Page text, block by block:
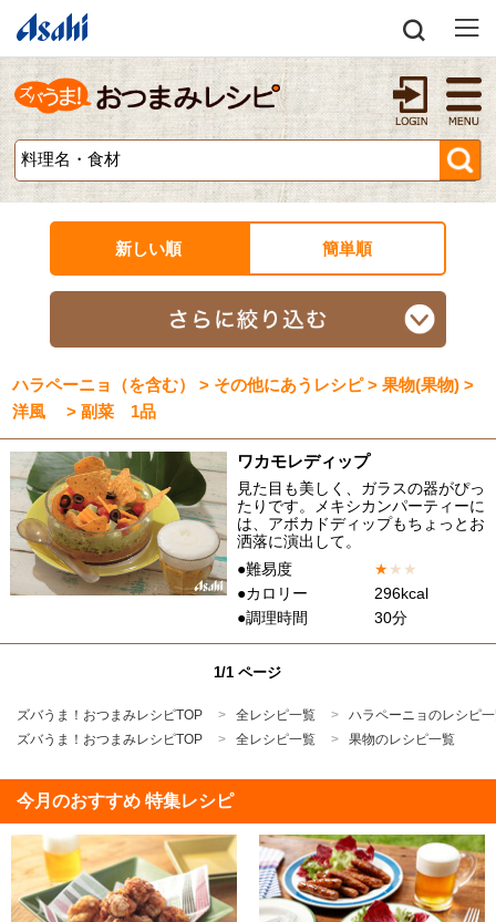
新しい順 簡単順
ハラペーニョ（を含む） > その他にあうレシピ > 果物(果物) >
洋風 > 副菜 1品
ワカモレディップ
見た目も美しく、ガラスの器がぴっ
たりです。メキシカンパーティーに
は、アボカドディップもちょっとお
洒落に演出して。
●難易度
★★ ★
●カロリー
296kcal
●調理時間
30分
1/1 ページ
ズバうま！おつまみレシピTOP 全レシピ一覧
ハラペーニョのレシピ
ズバうま！おつまみレシピTOP
全レシピ一覧 果物のレシピ一覧
今月のおすすめ 特集レシピ